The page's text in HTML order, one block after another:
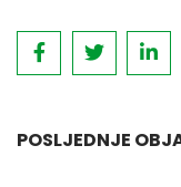
POSLJEDNJE